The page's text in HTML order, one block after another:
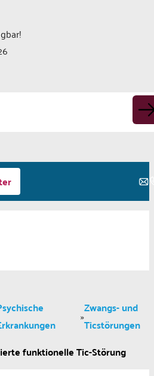
»Zwangs- und
Ticstörungen
funktionelle Tic-Störung